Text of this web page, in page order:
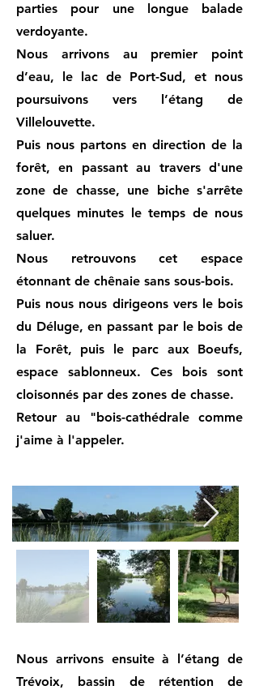
parties pour une longue balade
verdoyante.
Nous arrivons au premier point
d’eau, le lac de Port-Sud, et nous
poursuivons vers l’étang de
Villelouvette.
Puis nous partons en direction de la
forêt, en passant au travers d'une
zone de chasse, une biche s'arrête
quelques minutes le temps de nous
saluer.
Nous retrouvons cet espace
étonnant de chênaie sans sous-bois.
Puis nous nous dirigeons vers le bois
du Déluge, en passant par le bois de
la Forêt, puis le parc aux Boeufs,
espace sablonneux. Ces bois sont
cloisonnés par des zones de chasse.
Retour au "bois-cathédrale comme
j'aime à l'appeler.
Nous arrivons ensuite à l’étang de
Trévoix, bassin de rétention de